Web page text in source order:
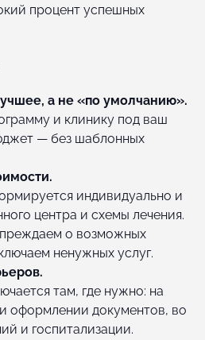
процент успешных
а не «по умолчанию».
и клинику под ваш
— без шаблонных
индивидуально и
центра и схемы лечения.
о возможных
ненужных услуг.
там, где нужно: на
оформлении документов, во
и госпитализации.